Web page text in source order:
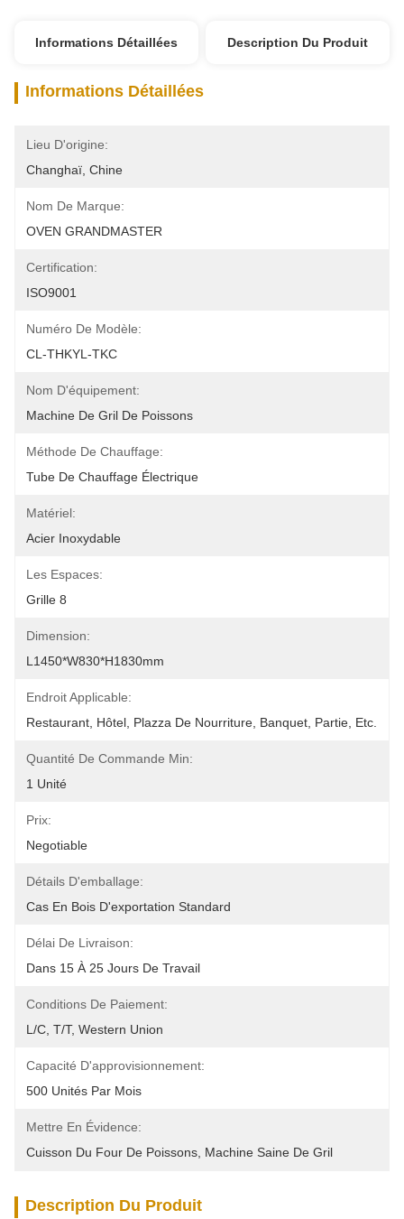
Informations Détaillées Description Du Produit
Informations Détaillées
Lieu D'origine:
Changhaï, Chine
Nom De Marque:
OVEN GRANDMASTER
Certification:
ISO9001
Numéro De Modèle:
CL-THKYL-TKC
Nom D'équipement:
Machine De Gril De Poissons
Méthode De Chauffage:
Tube De Chauffage Électrique
Matériel:
Acier Inoxydable
Les Espaces:
Grille 8
Dimension:
L1450*W830*H1830mm
Endroit Applicable:
Restaurant, Hôtel, Plazza De Nourriture, Banquet, Partie, Etc.
Quantité De Commande Min:
1 Unité
Prix:
Negotiable
Détails D'emballage:
Cas En Bois D'exportation Standard
Délai De Livraison:
Dans 15 À 25 Jours De Travail
Conditions De Paiement:
L/C, T/T, Western Union
Capacité D'approvisionnement:
500 Unités Par Mois
Mettre En Évidence:
Cuisson Du Four De Poissons Machine Saine De Gril
Description Du Produit